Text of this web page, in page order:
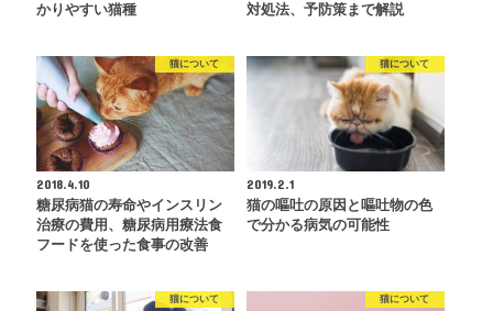
かりやすい猫種
対処法、予防策まで解説
猫について
2018.4.10
糖尿病猫の寿命やインスリン
治療の費用、糖尿病用療法食
フードを使った食事の改善
猫について
2019.2.1
猫の嘔吐の原因と嘔吐物の色
で分かる病気の可能性
猫について 猫について